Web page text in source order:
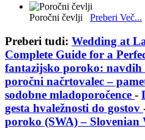
Izpostavljeni
Poročni čevlji Preberi Več...
Preberi tudi: Wedding at
Complete Guide for a
fantazijsko poroko: navdih
poročni načrtovalec –
sodobne mladoporočence -
gesta hvaležnosti do gostov
poroko (SWA) – Slovenian